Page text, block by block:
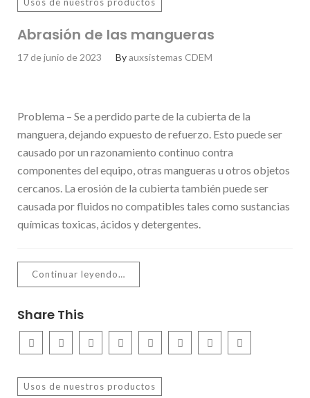
Abrasión de las mangueras
17 de junio de 2023 Byauxsistemas CDEM
Problema – Se a perdido parte de la cubierta de la
manguera, dejando expuesto de refuerzo. Esto puede ser
causado por un razonamiento continuo contra
componentes del equipo, otras mangueras u otros objetos
cercanos. La erosión de la cubierta también puede ser
causada por fluidos no compatibles tales como sustancias
químicas toxicas, ácidos y detergentes.
Continuar leyendo…
Share This
Usos de nuestros productos